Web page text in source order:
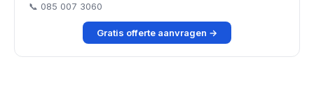
📞 085 007 3060
Gratis offerte aanvragen →